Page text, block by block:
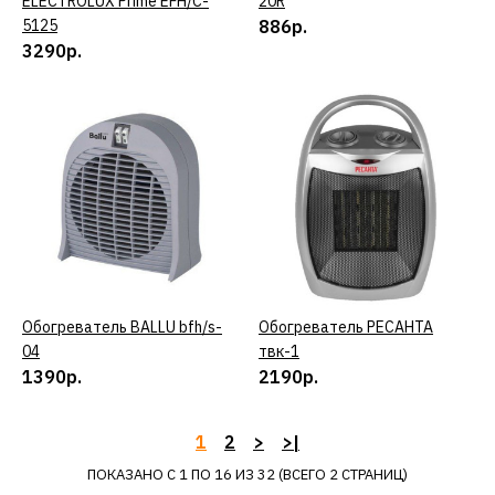
7190р.
КУПИТЬ
ДОБАВИТЬ К СРАВНЕНИЮ
ДОБАВИТЬ В ПОЖЕЛАНИЯ
BALLU
5125
3290р.
886р.
КУПИТЬ
Обогреватель BALLU bfh/s-
04
1390р.
КУПИТЬ
Обогреватель РЕСАНТА
твк-1
2190р.
1 2 > >|
ПОКАЗАНО С 1 ПО 16 ИЗ 32 (ВСЕГО 2 СТРАНИЦ)